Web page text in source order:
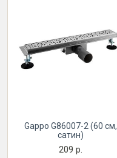
Gappo G86007-2 (60 см,
сатин)
209 р.